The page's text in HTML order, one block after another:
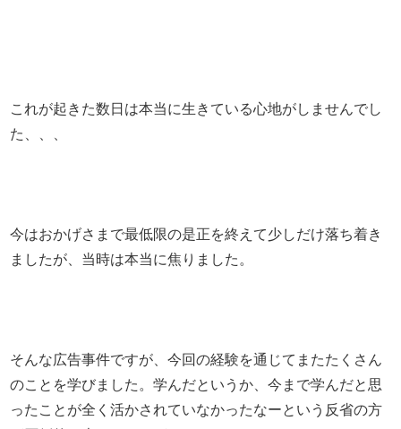
これが起きた数日は本当に生きている心地がしませんでし
た、、、
今はおかげさまで最低限の是正を終えて少しだけ落ち着き
ましたが、当時は本当に焦りました。
そんな広告事件ですが、今回の経験を通じてまたたくさん
のことを学びました。学んだというか、今まで学んだと思
ったことが全く活かされていなかったなーという反省の方